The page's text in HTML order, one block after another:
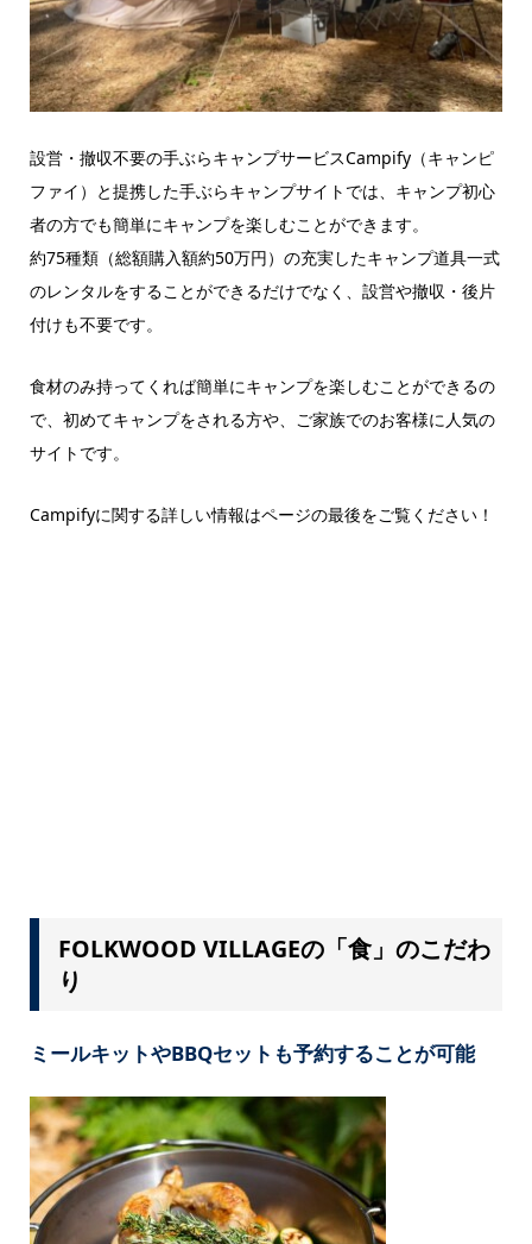
設営・撤収不要の手ぶらキャンプサービスCampify（キャンピ
ファイ）と提携した手ぶらキャンプサイトでは、キャンプ初心
者の方でも簡単にキャンプを楽しむことができます。
約75種類（総額購入額約50万円）の充実したキャンプ道具一式
のレンタルをすることができるだけでなく、設営や撤収・後片
付けも不要です。
食材のみ持ってくれば簡単にキャンプを楽しむことができるの
で、初めてキャンプをされる方や、ご家族でのお客様に人気の
サイトです。
Campifyに関する詳しい情報はページの最後をご覧ください！
FOLKWOOD VILLAGEの「食」のこだわ
り
ミールキットやBBQセットも予約することが可能